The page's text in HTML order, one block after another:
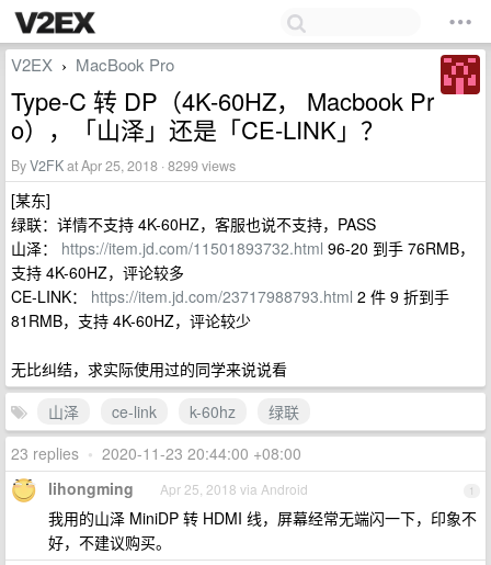
V2EX › MacBook Pro
Type-C 转 DP（4K-60HZ， Macbook Pr
o），「山泽」还是「CE-LINK」？
ByV2FKat Apr 25, 2018 · 8299 views
[某东]
绿联：详情不支持 4K-60HZ，客服也说不支持，PASS
山泽： https://item.jd.com/11501893732.html 96-20 到手 76RMB，
支持 4K-60HZ，评论较多
CE-LINK： https://item.jd.com/23717988793.html 2 件 9 折到手
81RMB，支持 4K-60HZ，评论较少
无比纠结，求实际使用过的同学来说说看
山泽
ce-link k-60hz
绿联
23 replies • 2020-11-23 20:44:00 +08:00
1
lihongming Apr 25, 2018 via Android
我用的山泽 MiniDP 转 HDMI 线，屏幕经常无端闪一下，印象不
好，不建议购买。